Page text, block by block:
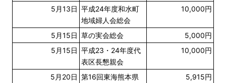
5月13日 平成24年度和水町
地域婦人会総会
10,000円
5月15日 草の実会総会
5,000円
5月15日 平成23・24年度代
表区長懇親会
10,000円
5月20日 第16回東海熊本県
5,915円